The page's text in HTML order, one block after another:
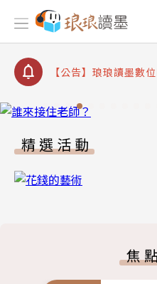
【公告】琅琅書店服
查詢
【公告】8/10、8/13
【公告】琅琅讀墨數
【公告】琅琅讀墨書
【公告】琅琅讀墨 3
請圖文教學
【公告】琅琅書店服
【公告】8/10、8/13
精選活動
焦